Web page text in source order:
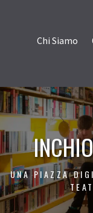
contenutoChi Siamo
UNA PIAZZA